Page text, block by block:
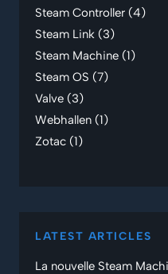
Steam Controller (4)
Steam Link (3)
Steam Machine (1)
Steam OS (7)
Valve (3)
Webhallen (1)
Zotac (1)
LATEST ARTICLES
La nouvelle Steam